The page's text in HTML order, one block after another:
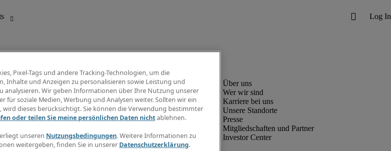
Info Center
Jobübersicht
Gehaltsübersicht
E-Learning
Wer wir sind
Karriere bei uns
Unsere Standorte
Presse
Mitgliedschaften und Partner
Investor Center
Pixel-Tags und andere Tracking-Technologien, um die
Inhalte und Anzeigen zu personalisieren sowie Leistung und
analysieren. Wir geben Informationen über Ihre Nutzung unserer
für soziale Medien, Werbung und Analysen weiter. Sollten wir ein
dieses berücksichtigt. Sie können die Verwendung bestimmter
oder teilen Sie meine persönlichen Daten nichtablehnen.
unseren Nutzungsbedingungen. Weitere Informationen zu
weitergeben, finden Sie in unserer Datenschutzerklärung.